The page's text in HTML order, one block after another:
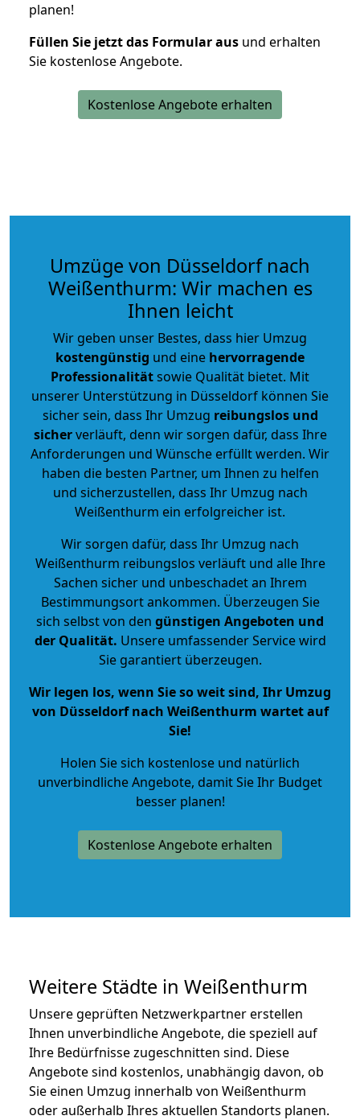
planen!
Füllen Sie jetzt das Formular aus und erhalten
Sie kostenlose Angebote.
Kostenlose Angebote erhalten
Umzüge von Düsseldorf nach
Weißenthurm: Wir machen es
Ihnen leicht
Wir geben unser Bestes, dass hier Umzug
kostengünstig und eine hervorragende
Professionalitätsowie Qualität bietet. Mit
unserer Unterstützung in Düsseldorf können Sie
sicher sein, dass Ihr Umzug reibungslos und
sicherverläuft, denn wir sorgen dafür, dass Ihre
Anforderungen und Wünsche erfüllt werden. Wir
haben die besten Partner, um Ihnen zu helfen
und sicherzustellen, dass Ihr Umzug nach
Weißenthurm ein erfolgreicher ist.
Wir sorgen dafür, dass Ihr Umzug nach
Weißenthurm reibungslos verläuft und alle Ihre
Sachen sicher und unbeschadet an Ihrem
Bestimmungsort ankommen. Überzeugen Sie
sich selbst von den günstigen Angeboten und
der Qualität. Unsere umfassender Service wird
Sie garantiert überzeugen.
Wir legen los, wenn Sie so weit sind, Ihr Umzug
von Düsseldorf nach Weißenthurm wartet auf
Sie!
Holen Sie sich kostenlose und natürlich
unverbindliche Angebote, damit Sie Ihr Budget
besser planen!
Kostenlose Angebote erhalten
Weitere Städte in Weißenthurm
Unsere geprüften Netzwerkpartner erstellen
Ihnen unverbindliche Angebote, die speziell auf
Ihre Bedürfnisse zugeschnitten sind. Diese
Angebote sind kostenlos, unabhängig davon, ob
Sie einen Umzug innerhalb von Weißenthurm
oder außerhalb Ihres aktuellen Standorts planen.